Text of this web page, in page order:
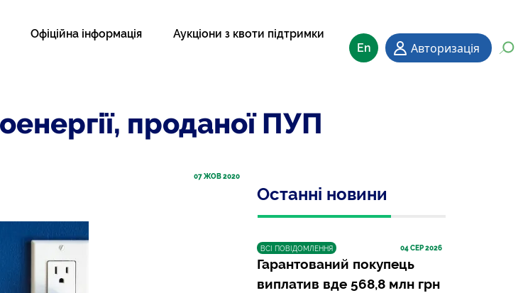
Офіційна інформація Аукціони з квоти підтримки
En Авторизація
проданої ПУП
07 ЖОВ 2020
Останні новини
ВСІ ПОВІДОМЛЕННЯ 04 СЕР 2026
Гарантований покупець
виплатив вде 568,8 млн грн